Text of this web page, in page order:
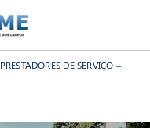
PRESTADORES DE SERVIÇO –